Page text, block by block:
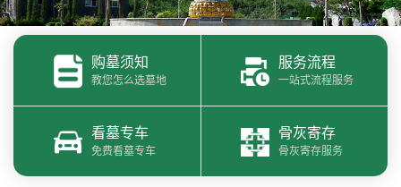
购墓须知
教您怎么选墓地
服务流程
一站式流程服务
看墓专车
免费看墓专车
骨灰寄存
骨灰寄存服务